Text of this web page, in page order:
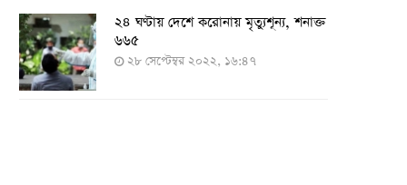
২৪ ঘণ্টায় দেশে করোনায় মৃত্যুশূন্য, শনাক্ত
৬৬৫
২৮ সেপ্টেম্বর ২০২২, ১৬:৪৭